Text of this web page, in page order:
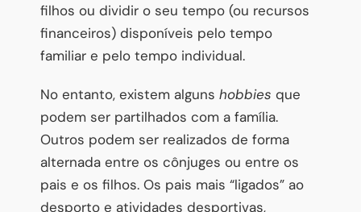
filhos ou dividir o seu tempo (ou recursos
financeiros) disponíveis pelo tempo
familiar e pelo tempo individual.
No entanto, existem alguns hobbies que
podem ser partilhados com a família.
Outros podem ser realizados de forma
alternada entre os cônjuges ou entre os
pais e os filhos. Os pais mais “ligados” ao
desporto e atividades desportivas,